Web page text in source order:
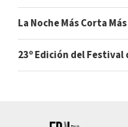
La Noche Más Corta
23º Edición del Festival